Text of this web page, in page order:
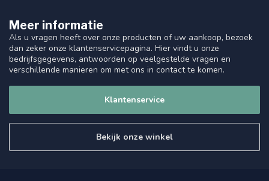
Meer informatie
Als u vragen heeft over onze producten of uw aankoop, bezoek
dan zeker onze klantenservicepagina. Hier vindt u onze
bedrijfsgegevens, antwoorden op veelgestelde vragen en
verschillende manieren om met ons in contact te komen.
Klantenservice
Bekijk onze winkel